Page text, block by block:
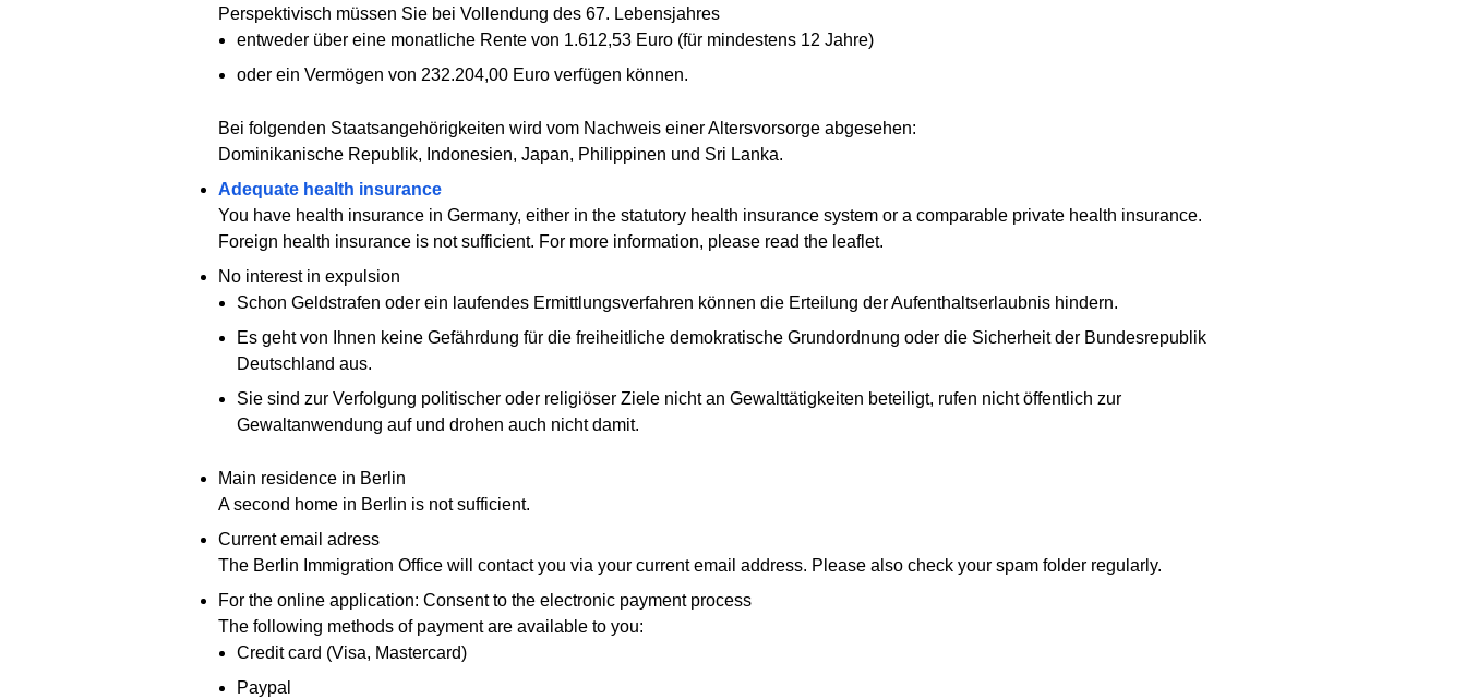
Perspektivisch müssen Sie bei Vollendung des 67. Lebensjahres
entweder über eine monatliche Rente von 1.612,53 Euro (für mindestens 12 Jahre)
oder ein Vermögen von 232.204,00 Euro verfügen können.
Bei folgenden Staatsangehörigkeiten wird vom Nachweis einer Altersvorsorge abgesehen:
Dominikanische Republik, Indonesien, Japan, Philippinen und Sri Lanka.
Adequate health insurance
You have health insurance in Germany, either in the statutory health insurance system or a comparable private health insurance.
Foreign health insurance is not sufficient. For more information, please read the leaflet.
No interest in expulsion
Schon Geldstrafen oder ein laufendes Ermittlungsverfahren können die Erteilung der Aufenthaltserlaubnis hindern.
Es geht von Ihnen keine Gefährdung für die freiheitliche demokratische Grundordnung oder die Sicherheit der Bundesrepublik
Deutschland aus.
Sie sind zur Verfolgung politischer oder religiöser Ziele nicht an Gewalttätigkeiten beteiligt, rufen nicht öffentlich zur
Gewaltanwendung auf und drohen auch nicht damit.
Main residence in Berlin
A second home in Berlin is not sufficient.
Current email adress
The Berlin Immigration Office will contact you via your current email address. Please also check your spam folder regularly.
For the online application: Consent to the electronic payment process
The following methods of payment are available to you:
Credit card (Visa, Mastercard)
Paypal